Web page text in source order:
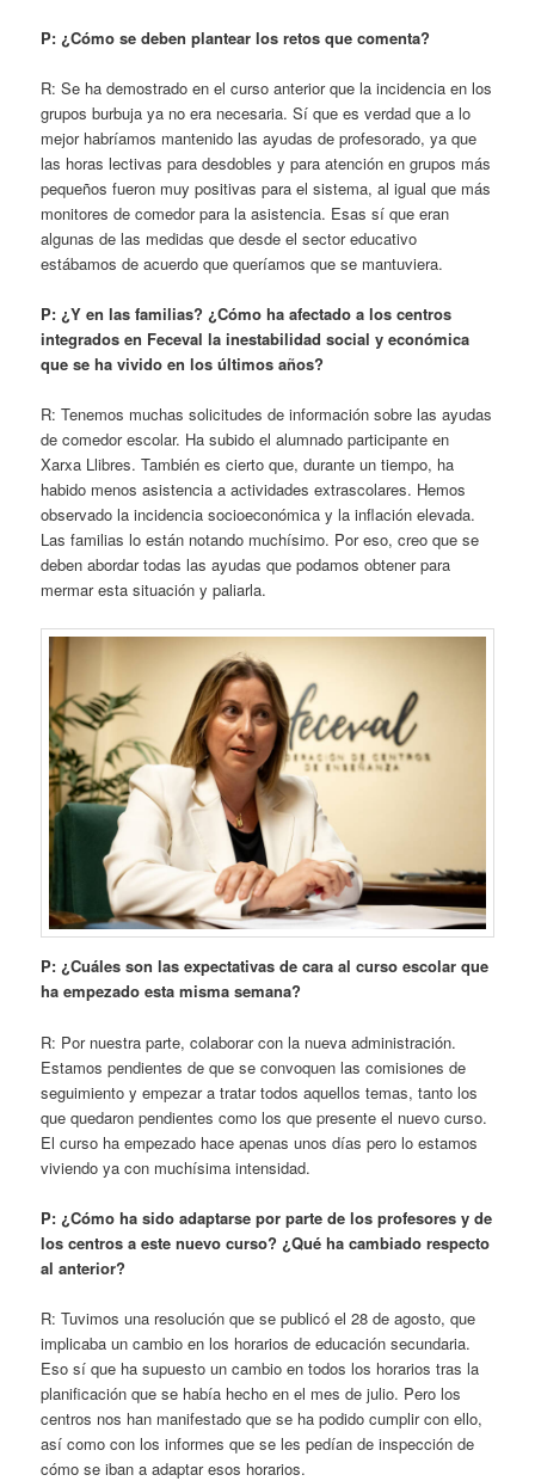
P: ¿Cómo se deben plantear los retos que comenta?
R: Se ha demostrado en el curso anterior que la incidencia en los
grupos burbuja ya no era necesaria. Sí que es verdad que a lo
mejor habríamos mantenido las ayudas de profesorado, ya que
las horas lectivas para desdobles y para atención en grupos más
pequeños fueron muy positivas para el sistema, al igual que más
monitores de comedor para la asistencia. Esas sí que eran
algunas de las medidas que desde el sector educativo
estábamos de acuerdo que queríamos que se mantuviera.
P: ¿Y en las familias? ¿Cómo ha afectado a los centros
integrados en Feceval la inestabilidad social y económica
que se ha vivido en los últimos años?
R: Tenemos muchas solicitudes de información sobre las ayudas
de comedor escolar. Ha subido el alumnado participante en
Xarxa Llibres. También es cierto que, durante un tiempo, ha
habido menos asistencia a actividades extrascolares. Hemos
observado la incidencia socioeconómica y la inflación elevada.
Las familias lo están notando muchísimo. Por eso, creo que se
deben abordar todas las ayudas que podamos obtener para
mermar esta situación y paliarla.
P: ¿Cuáles son las expectativas de cara al curso escolar que
ha empezado esta misma semana?
R: Por nuestra parte, colaborar con la nueva administración.
Estamos pendientes de que se convoquen las comisiones de
seguimiento y empezar a tratar todos aquellos temas, tanto los
que quedaron pendientes como los que presente el nuevo curso.
El curso ha empezado hace apenas unos días pero lo estamos
viviendo ya con muchísima intensidad.
P: ¿Cómo ha sido adaptarse por parte de los profesores y de
los centros a este nuevo curso? ¿Qué ha cambiado respecto
al anterior?
R: Tuvimos una resolución que se publicó el 28 de agosto, que
implicaba un cambio en los horarios de educación secundaria.
Eso sí que ha supuesto un cambio en todos los horarios tras la
planificación que se había hecho en el mes de julio. Pero los
centros nos han manifestado que se ha podido cumplir con ello,
así como con los informes que se les pedían de inspección de
cómo se iban a adaptar esos horarios.